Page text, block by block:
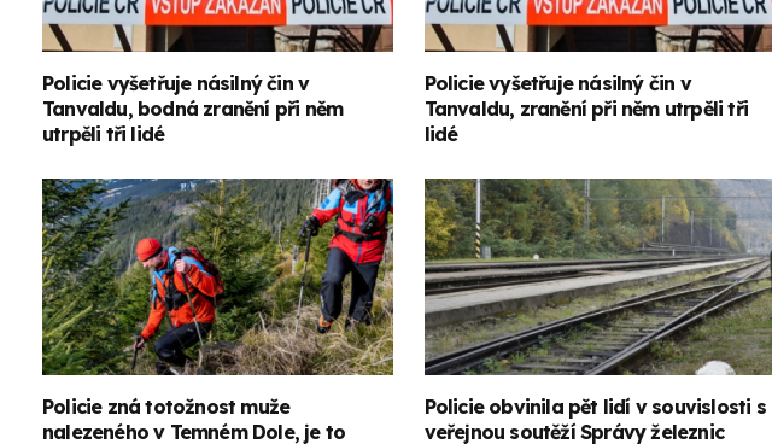
Policie vyšetřuje násilný čin v
Tanvaldu, bodná zranění při něm
utrpěli tři lidé
Policie vyšetřuje násilný čin v
Tanvaldu, zranění při něm utrpěli tři
lidé
Policie zná totožnost muže
nalezeného v Temném Dole, je to
Policie obvinila pět lidí v souvislosti s
veřejnou soutěží Správy železnic